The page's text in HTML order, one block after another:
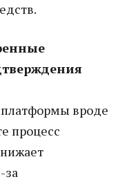
платформы вроде
процесс
за